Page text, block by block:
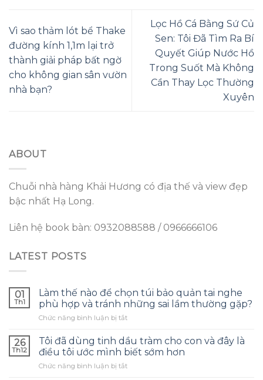
Vì sao thảm lót bể Thake
đường kính 1,1m lại trở
thành giải pháp bất ngờ
cho không gian sân vườn
nhà bạn?
Lọc Hồ Cá Bằng Sứ Củ
Sen: Tôi Đã Tìm Ra Bí
Quyết Giúp Nước Hồ
Trong Suốt Mà Không
Cần Thay Lọc Thường
Xuyên
ABOUT
Chuỗi nhà hàng Khải Hương có địa thế và view đẹp
bậc nhất Hạ Long.
Liên hệ book bàn: 0932088588 / 0966666106
LATEST POSTS
01
Th1
Làm thế nào để chọn túi bảo quản tai nghe
phù hợp và tránh những sai lầm thường gặp?
Chức năng bình luận bị tắtở
thế
nào
để
chọn
26
Th12
Tôi đã dùng tinh dầu tràm cho con và đây là
điều tôi ước mình biết sớm hơn
Chức năng bình luận bị tắtở